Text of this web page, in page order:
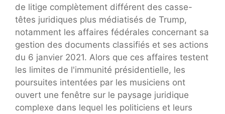
de litige complètement différent des casse-
têtes juridiques plus médiatisés de Trump,
notamment les affaires fédérales concernant sa
gestion des documents classifiés et ses actions
du 6 janvier 2021. Alors que ces affaires testent
les limites de l'immunité présidentielle, les
poursuites intentées par les musiciens ont
ouvert une fenêtre sur le paysage juridique
complexe dans lequel les politiciens et leurs